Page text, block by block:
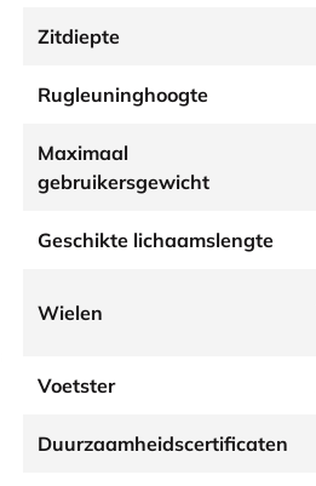
Zitdiepte
Rugleuninghoogte
Maximaal
gebruikersgewicht
Geschikte lichaamslengte
Wielen
Voetster
Duurzaamheidscertificaten